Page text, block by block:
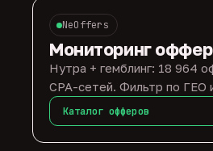
NeOffers
Мониторинг
Нутра + гемблинг: 18 964
CPA-сетей. Фильтр по ГЕО
Каталог офферов